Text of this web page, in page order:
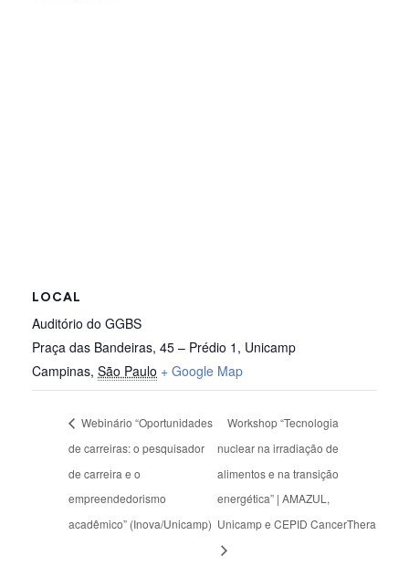
LOCAL
Auditório do GGBS
Praça das Bandeiras, 45 – Prédio 1, Unicamp
Campinas, São Paulo + Google Map
Webinário “Oportunidades
de carreiras: o pesquisador
de carreira e o
empreendedorismo
acadêmico” (Inova/Unicamp)
Workshop “Tecnologia
nuclear na irradiação de
alimentos e na transição
energética” | AMAZUL,
Unicamp e CEPID CancerThera